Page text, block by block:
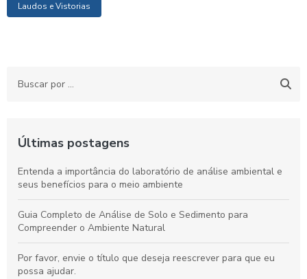
Laudos e Vistorias
Últimas postagens
Entenda a importância do laboratório de análise ambiental e
seus benefícios para o meio ambiente
Guia Completo de Análise de Solo e Sedimento para
Compreender o Ambiente Natural
Por favor, envie o título que deseja reescrever para que eu
possa ajudar.